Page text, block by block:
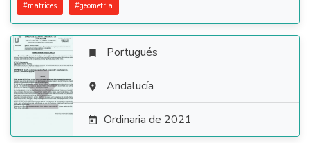
#matrices #geometria

 Portugués
 Andalucía
 Ordinaria de 2021